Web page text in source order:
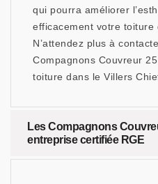
qui pourra améliorer
efficacement votre toiture
N’attendez plus à
Compagnons Couvreur
toiture dans le Villers
Les Compagnons
entreprise certifiée RGE